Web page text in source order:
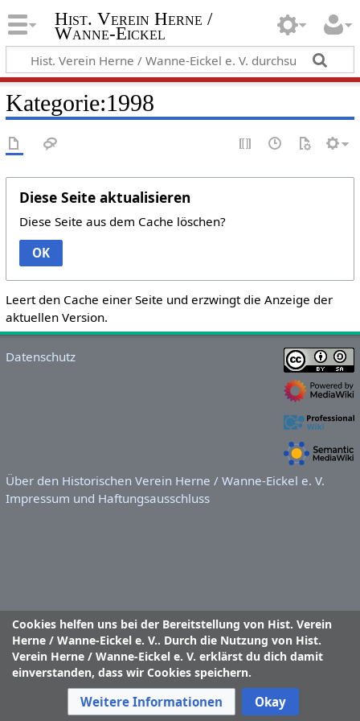
Hist. Verein Herne /
Wanne-Eickel
Kategorie:1998
Diese Seite aktualisieren
Diese Seite aus dem Cache löschen?
OK
Leert den Cache einer Seite und erzwingt die Anzeige der
aktuellen Version.
Cookies helfen uns bei der Bereitstellung von Hist. Verein
Herne / Wanne-Eickel e. V.. Durch die Nutzung von Hist.
Verein Herne / Wanne-Eickel e. V. erklärst du dich damit
einverstanden, dass wir Cookies speichern.
Weitere Informationen Okay
Datenschutz
Über den Historischen Verein Herne / Wanne-Eickel e. V.
Impressum und Haftungsausschluss